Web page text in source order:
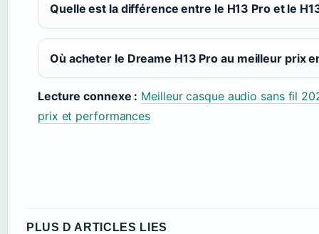
Quelle est la différence entre le H13 Pro et le
Où acheter le Dreame H13 Pro au meilleur prix
Lecture connexe : Meilleur casque audio sans fil
prix et performances
PLUS D ARTICLES LIES